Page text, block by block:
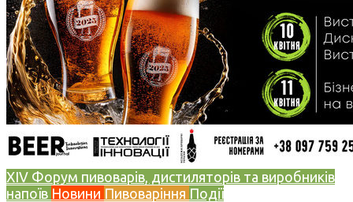
XIV Форум пивоварів, дистиляторів та виробників
напоїв Новини Пивоваріння Події